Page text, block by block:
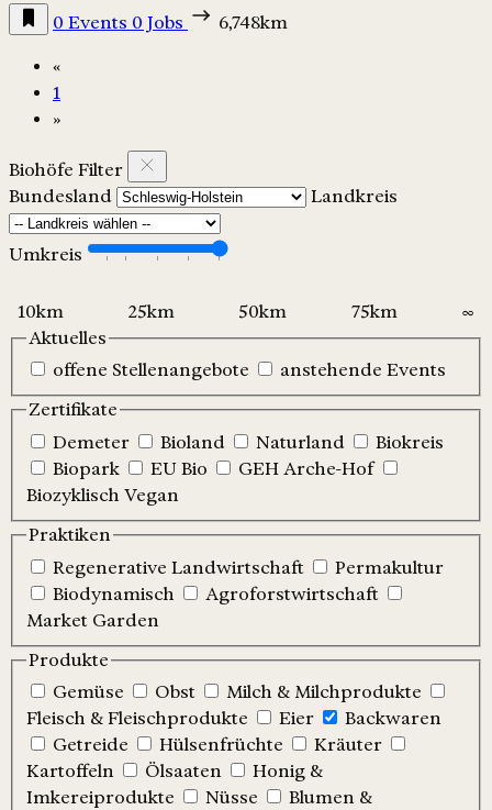
0 Events 0 Jobs 6,748km
«
1
»
Biohöfe Filter
Bundesland
Landkreis
Umkreis
Aktuelles
offene Stellenangebote
anstehende Events
Zertifikate
Demeter
Bioland Naturland
Biokreis
Biopark
EU Bio
GEH Arche-Hof
Biozyklisch Vegan
Praktiken
Regenerative Landwirtschaft
Permakultur
Biodynamisch
Agroforstwirtschaft
Market Garden
Produkte
Gemüse
Obst
Milch & Milchprodukte
Fleisch & Fleischprodukte
Eier
Backwaren
Getreide
Hülsenfrüchte
Kräuter
Kartoffeln
Ölsaaten
Honig &
Imkereiprodukte
Nüsse Blumen &